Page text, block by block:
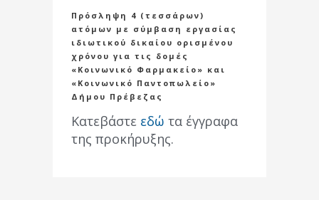
Πρόσληψη 4 (τεσσάρων)
ατόμων με σύμβαση εργασίας
ιδιωτικού δικαίου ορισμένου
χρόνου για τις δομές
«Κοινωνικό Φαρμακείο» και
«Κοινωνικό Παντοπωλείο»
Δήμου Πρέβεζας
Κατεβάστε εδώ τα έγγραφα
της προκήρυξης.